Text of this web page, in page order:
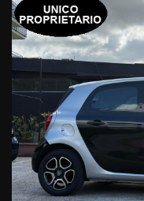
PLURIMARCA, AFFIDATI
SMART,IN GRADO DI
E TRASPARENZA,
POST VENDITA,
COSTRUTTRICE DAIMLER
ACCESSORI NON DI
SMART FORFORFOUR 90
DL5 ALLESTIMENTO
NERA)